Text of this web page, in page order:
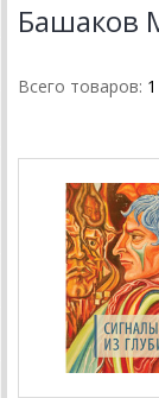
Башаков
Всего товаров: 1